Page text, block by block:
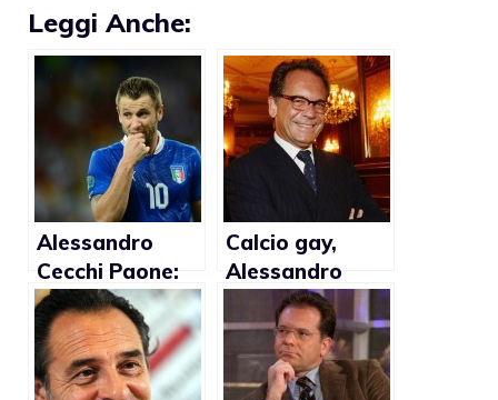
Leggi Anche:
Alessandro
Cecchi Paone:
“Cassano è un
cavernicolo”
Calcio gay,
Alessandro
Cecchi Paone:
“Gianni Rivera
straparla”